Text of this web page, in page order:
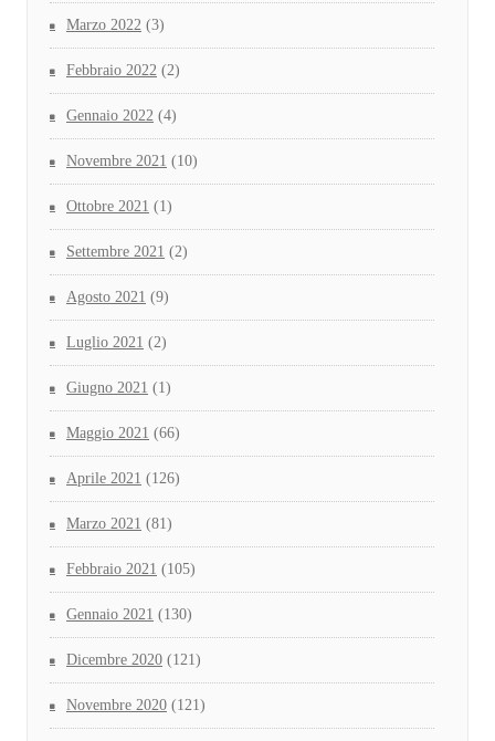
Marzo 2022 (3)
Febbraio 2022 (2)
Gennaio 2022 (4)
Novembre 2021 (10)
Ottobre 2021 (1)
Settembre 2021 (2)
Agosto 2021 (9)
Luglio 2021 (2)
Giugno 2021 (1)
Maggio 2021 (66)
Aprile 2021 (126)
Marzo 2021 (81)
Febbraio 2021 (105)
Gennaio 2021 (130)
Dicembre 2020 (121)
Novembre 2020 (121)